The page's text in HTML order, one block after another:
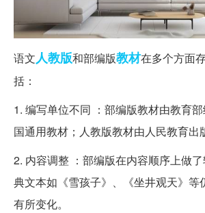
语文人教版和部编版教材在多个方面
括：
1. 编写单位不同 ：部编版教材由教育
国通用教材；人教版教材由人民教育出
2. 内容调整 ：部编版在内容顺序上做
典文本如《雪孩子》、《坐井观天》等
有所变化。